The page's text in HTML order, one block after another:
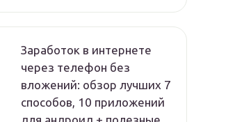
Заработок в интернете
через телефон без
вложений: обзор лучших 7
способов, 10 приложений